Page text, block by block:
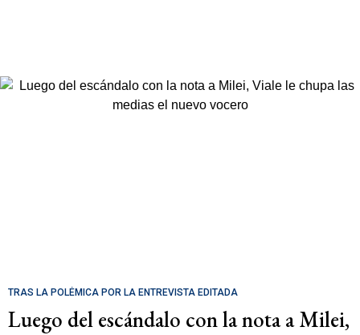
TRAS LA POLÉMICA POR LA ENTREVISTA EDITADA
Luego del escándalo con la nota a Milei,